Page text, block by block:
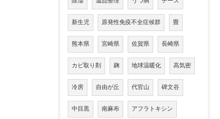
新生児 原発性免疫不全症候群 畳
熊本県 宮崎県 佐賀県 長崎県
カビ取り剤 麹 地球温暖化 高気密
冷房 自由が丘 代官山 碑文谷
中目黒 南麻布 アフラトキシン